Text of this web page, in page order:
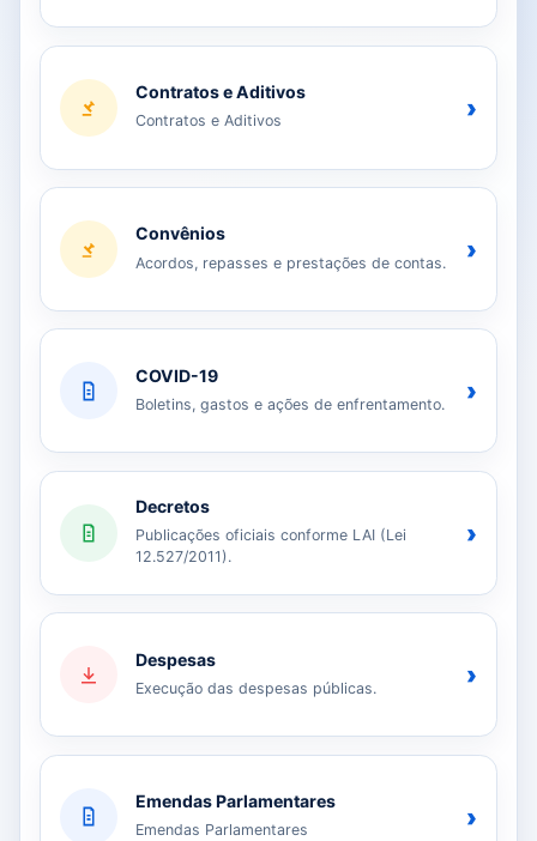
Contratos e Aditivos
Contratos e Aditivos ›
Convênios
Acordos, repasses e prestações de contas. ›
COVID-19
Boletins, gastos e ações de enfrentamento. ›
Decretos
Publicações oficiais conforme LAI (Lei
12.527/2011).
›
Despesas
Execução das despesas públicas. ›
Emendas Parlamentares
Emendas Parlamentares ›